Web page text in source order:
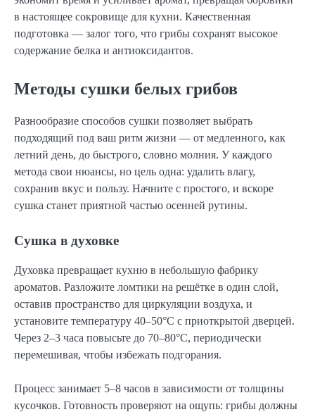
в настоящее сокровище для кухни. Качественная
подготовка — залог того, что грибы сохранят высокое
содержание белка и антиоксидантов.
Методы сушки белых грибов
Разнообразие способов сушки позволяет выбрать
подходящий под ваш ритм жизни — от медленного, как
летний день, до быстрого, словно молния. У каждого
метода свои нюансы, но цель одна: удалить влагу,
сохранив вкус и пользу. Начните с простого, и вскоре
сушка станет приятной частью осенней рутины.
Сушка в духовке
Духовка превращает кухню в небольшую фабрику
ароматов. Разложите ломтики на решётке в один слой,
оставив пространство для циркуляции воздуха, и
установите температуру 40–50°C с приоткрытой дверцей.
Через 2–3 часа повысьте до 70–80°C, периодически
перемешивая, чтобы избежать подгорания.
Процесс занимает 5–8 часов в зависимости от толщины
кусочков. Готовность проверяют на ощупь: грибы должны